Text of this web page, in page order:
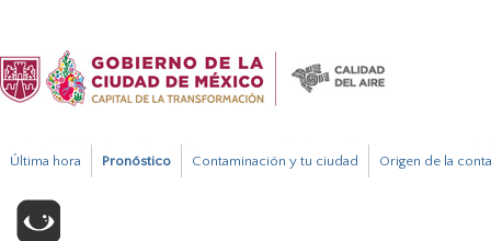
Última hora Pronóstico Contaminación y tu ciudad Origen de la